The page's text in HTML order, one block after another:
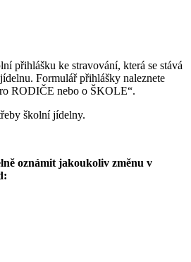
přihlášku ke stravování, která se stává
Formulář přihlášky naleznete
RODIČE nebo o ŠKOLE“.
školní jídelny.
oznámit jakoukoliv změnu v